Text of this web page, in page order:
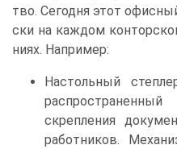
тво. Сегодня этот
ски на каждом
ниях. Например:
Настольный
скрепления
работников.